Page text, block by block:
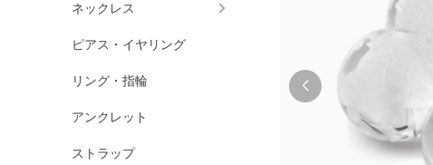
ネックレス
ピアス・イヤリング
リング・指輪
アンクレット
ストラップ